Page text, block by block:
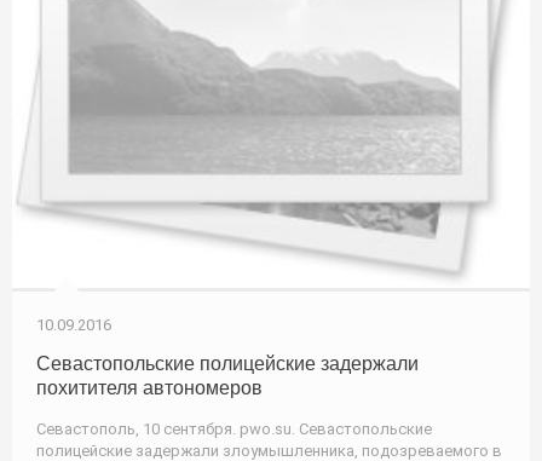
10.09.2016
Севастопольские полицейские задержали
похитителя автономеров
Севастополь, 10 сентября. pwo.su. Севастопольские
полицейские задержали злоумышленника, подозреваемого в